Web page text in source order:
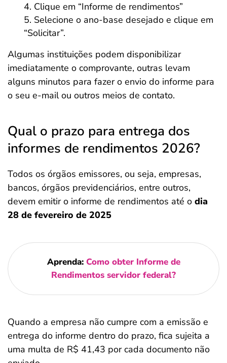
Clique em “Informe de rendimentos”
Selecione o ano-base desejado e clique em
“Solicitar”.
Algumas instituições podem disponibilizar
imediatamente o comprovante, outras levam
alguns minutos para fazer o envio do informe para
o seu e-mail ou outros meios de contato.
Qual o prazo para entrega dos
informes de rendimentos 2026?
Todos os órgãos emissores, ou seja, empresas,
bancos, órgãos previdenciários, entre outros,
devem emitir o informe de rendimentos até o dia
28 de fevereiro de 2025
Aprenda: Como obter Informe de
Rendimentos servidor federal?
Quando a empresa não cumpre com a emissão e
entrega do informe dentro do prazo, fica sujeita a
uma multa de R$ 41,43 por cada documento não